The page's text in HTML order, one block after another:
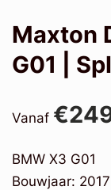
Maxton
G01 |
Vanaf
BMW X3 G01
Bouwjaar: